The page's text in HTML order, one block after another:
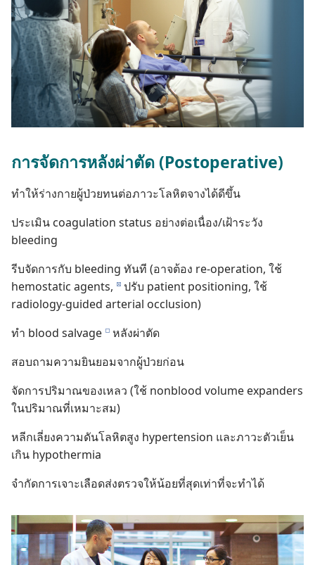
การ​จัด​การ​หลัง​ผ่าตัด (Postoperative)
ทำ​ให้​ร่าง​กาย​ผู้​ป่วย​ทน​ต่อ​ภาวะ​โลหิต​จาง​ได้​ดี​ขึ้น
ประเมิน coagulation status อย่าง​ต่อ​เนื่อง/เฝ้า​ระวัง
bleeding
รีบ​จัด​การ​กับ bleeding ทันที (อาจ​ต้อง re-operation, ใช้
hemostatic agents, dปรับ patient positioning, ใช้
radiology-guided arterial occlusion)
ทำ blood salvage eหลัง​ผ่าตัด
สอบ​ถาม​ความ​ยินยอม​จาก​ผู้​ป่วย​ก่อน
จัด​การ​ปริมาณ​ของ​เหลว (ใช้ nonblood volume expanders
ใน​ปริมาณ​ที่​เหมาะ​สม)
หลีก​เลี่ยง​ความ​ดัน​โลหิต​สูง hypertension และ​ภาวะ​ตัว​เย็น​
เกิน hypothermia
จำกัด​การ​เจาะ​เลือด​ส่ง​ตรวจ​ให้​น้อย​ที่​สุด​เท่า​ที่​จะ​ทำ​ได้